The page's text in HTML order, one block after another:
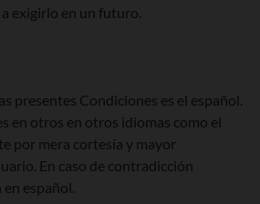
exigirlo en un futuro.
presentes Condiciones es el español.
en otros en otros idiomas como el
por mera cortesía y mayor
En caso de contradicción
español.